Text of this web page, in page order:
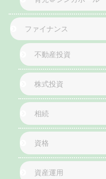
ファイナンス
不動産投資
株式投資
相続
資格
資産運用